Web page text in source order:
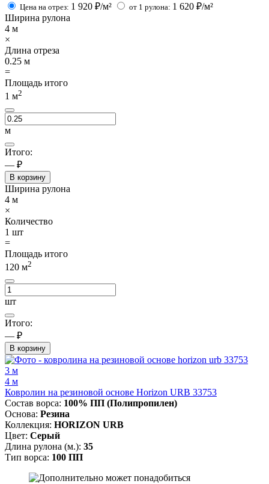
Цена на отрез: 1 920 ₽/м² от 1 рулона: 1 620 ₽/м²
Ширина рулона
4 м
×
Длина отреза
0.25 м
=
Площадь итого
1 м2
м
Итого:
— ₽
В корзину
Ширина рулона
4 м
×
Количество
1 шт
=
Площадь итого
120 м2
шт
Итого:
— ₽
В корзину
3 м
4 м
Ковролин на резиновой основе Horizon URB 33753
Состав ворса: 100% ПП (Полипропилен)
Основа: Резина
Коллекция: HORIZON URB
Цвет: Серый
Длина рулона (м.): 35
Тип ворса: 100 ПП